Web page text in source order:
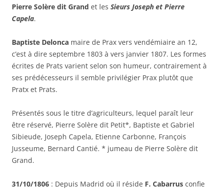
Pierre Solère dit Grand et les Sieurs Joseph et Pierre
Capela.
Baptiste Delonca maire de Prax vers vendémiaire an 12,
c’est à dire septembre 1803 à vers janvier 1807. Les formes
écrites de Prats varient selon son humeur, contrairement à
ses prédécesseurs il semble privilégier Prax plutôt que
Pratx et Prats.
Présentés sous le titre d’agriculteurs, lequel paraît leur
être réservé, Pierre Solère dit Petit*, Baptiste et Gabriel
Sibieude, Joseph Capela, Etienne Carbonne, François
Jusseume, Bernard Cantié. * jumeau de Pierre Solère dit
Grand.
31/10/1806 : Depuis Madrid où il réside F. Cabarrus confie